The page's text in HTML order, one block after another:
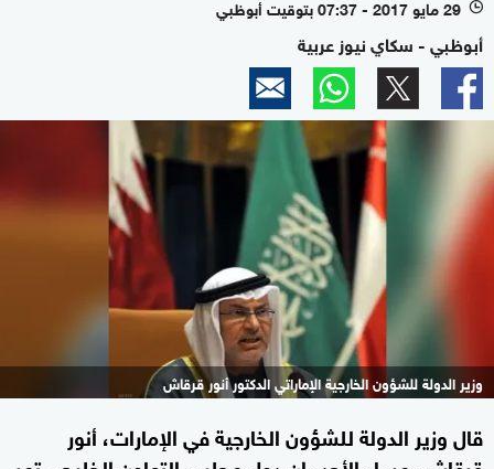
l 29 مايو 2017 - 07:37 بتوقيت أبوظبي
أبوظبي - سكاي نيوز عربية
وزير الدولة للشؤون الخارجية الإماراتي الدكتور أنور قرقاش
قال وزير الدولة للشؤون الخارجية في الإمارات، أنور